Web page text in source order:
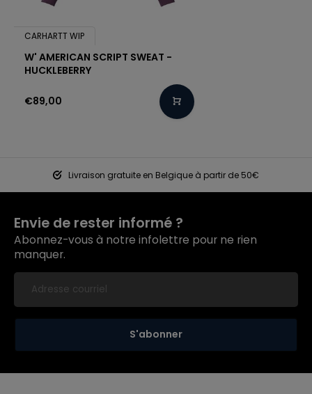
CARHARTT WIP
W' AMERICAN SCRIPT SWEAT -
HUCKLEBERRY
€89,00
Livraison gratuite en Belgique à partir de 50€
Envie de rester informé ?
Abonnez-vous à notre infolettre pour ne rien
manquer.
S'abonner